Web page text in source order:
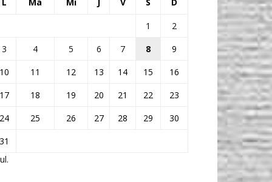
1
2
3
4 5 6 7 8
9
11 12 13 14 15
16
18 19 20 21 22
23
25 26 27 28 29
30